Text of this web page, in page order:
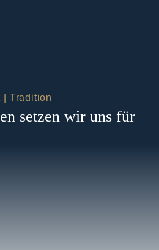
| Tradition
setzen wir uns für